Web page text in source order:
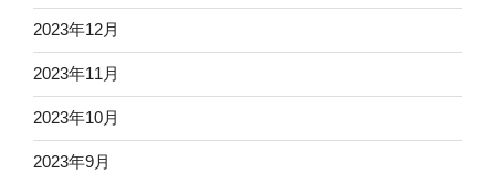
2023年12月
2023年11月
2023年10月
2023年9月